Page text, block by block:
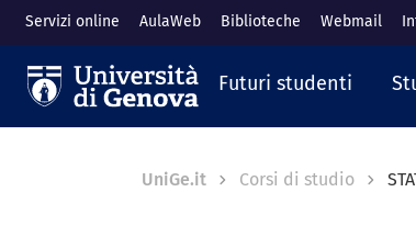
al contenuto principale
Servizi online AulaWeb Biblioteche Webmail
Futuri studenti
Breadcrumb
UniGe.it Corsi di studio